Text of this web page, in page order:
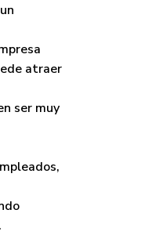
atraer
ser muy